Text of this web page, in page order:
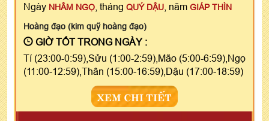
Ngày NHÂM NGỌ , tháng QUÝ DẬU , năm GIÁP THÌN
Hoàng đạo (kim quỹ hoàng đạo)
GIỜ TỐT TRONG NGÀY :
Tí (23:00-0:59),Sửu (1:00-2:59),Mão (5:00-6:59),Ngọ
(11:00-12:59),Thân (15:00-16:59),Dậu (17:00-18:59)
XEM CHI TIẾT